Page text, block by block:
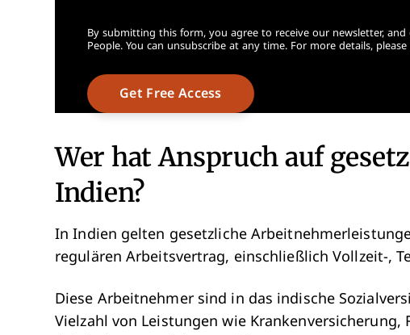
By submitting this form, you agree to receive our newsletter,
People. You can unsubscribe at any time. For more details,
Wer hat Anspruch auf
Indien?
In Indien gelten gesetzliche
regulären Arbeitsvertrag, einschließlich Vollzeit-,
Diese Arbeitnehmer sind in das indische
Vielzahl von Leistungen wie Krankenversicherung,